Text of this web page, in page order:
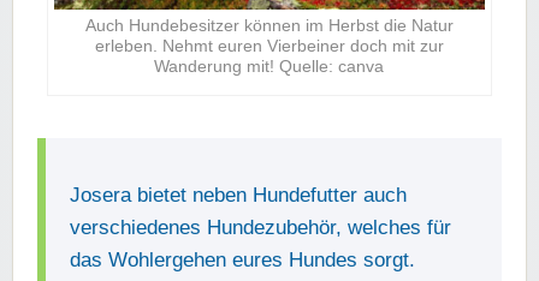
Auch Hundebesitzer können im Herbst die Natur
erleben. Nehmt euren Vierbeiner doch mit zur
Wanderung mit! Quelle: canva
Josera bietet neben Hundefutter auch
verschiedenes Hundezubehör, welches für
das Wohlergehen eures Hundes sorgt.